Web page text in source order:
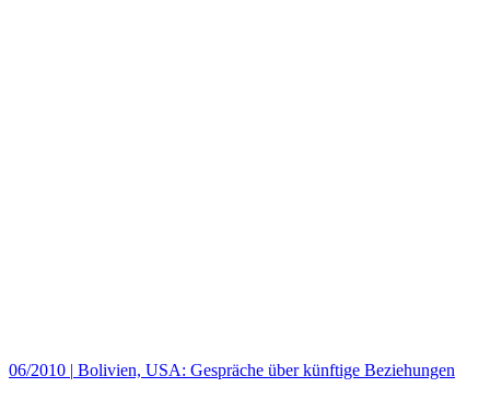
06/2010 | Bolivien, USA: Gespräche über künftige Beziehungen